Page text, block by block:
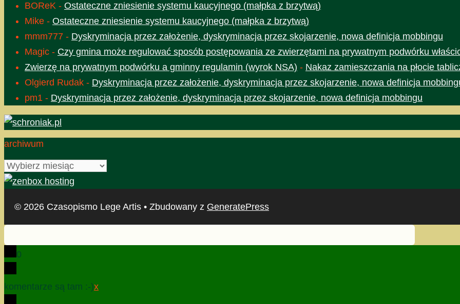
BOReK - Ostateczne zniesienie systemu kaucyjnego (małpka z brzytwą)
Mike - Ostateczne zniesienie systemu kaucyjnego (małpka z brzytwą)
mmm777 - Dyskryminacja przez założenie, dyskryminacja przez skojarzenie, nowa definicja mobbingu
Magic - Czy gmina może regulować sposób postępowania ze zwierzętami na prywatnym podwórku
Zwierzę na prywatnym podwórku a gminny regulamin (wyrok NSA) - Nakaz zamieszczania na płocie
Olgierd Rudak - Dyskryminacja przez założenie, dyskryminacja przez skojarzenie, nowa definicja
pm1 - Dyskryminacja przez założenie, dyskryminacja przez skojarzenie, nowa definicja mobbingu
archiwum
archiwum
© 2026 Czasopismo Lege Artis • Zbudowany z GeneratePress
0
komentarze są tam :-)x